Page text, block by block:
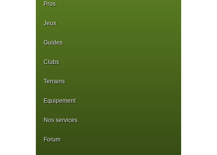
Pros
Jeux
Guides
Clubs
Terrains
Equipement
Nos services
Forum